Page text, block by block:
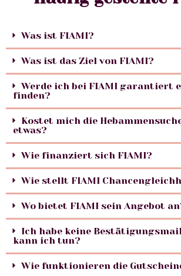
Was ist FIAMI?
Was ist das Ziel von FIAMI?
Werde ich bei FIAMI garantiert
finden?
Kostet mich die
etwas?
Wie finanziert sich FIAMI?
Wie stellt FIAMI
Wo bietet FIAMI sein Angebot
Ich habe keine
kann ich tun?
Wie funktionieren die